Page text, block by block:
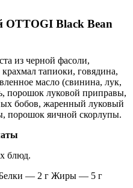
OTTOGI Black Bean
из черной фасоли,
тапиоки, говядина,
масло (свинина, лук,
порошок луковой приправы,
бобов, жаренный луковый
порошок яичной скорлупы.
блюд.
— 2 г Жиры — 5 г